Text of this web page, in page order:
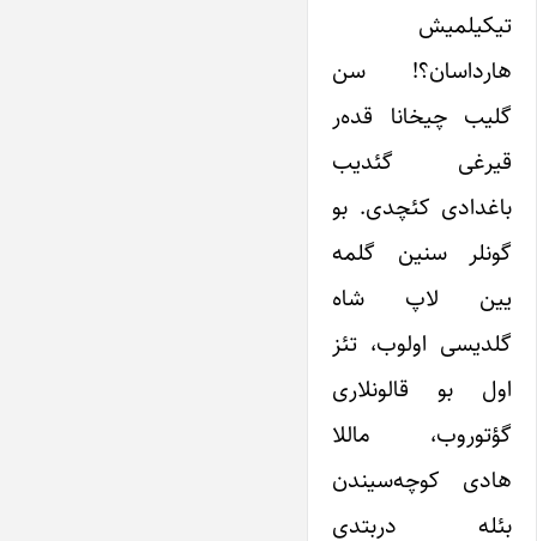
تیکیلمیش
هارداسان؟! سن
گلیب چیخانا قده‌ر
قیرغی گئدیب
باغدادی کئچدی. بو
گونلر سنین گلمه
یین لاپ شاه
گلدیسی اولوب، تئز
اول بو قالونلاری
گؤتوروب، ماللا
هادی کوچه‌سیندن
بئله دربتدی